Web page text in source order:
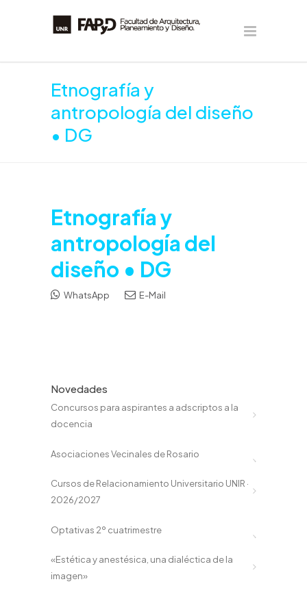
Etnografía y
antropología del diseño
• DG
Etnografía y
antropología del
diseño • DG
WhatsApp E-Mail
Novedades
Concursos para aspirantes a adscriptos a la
docencia
Asociaciones Vecinales de Rosario
Cursos de Relacionamiento Universitario UNIR ·
2026/2027
Optativas 2º cuatrimestre
«Estética y anestésica, una dialéctica de la
imagen»